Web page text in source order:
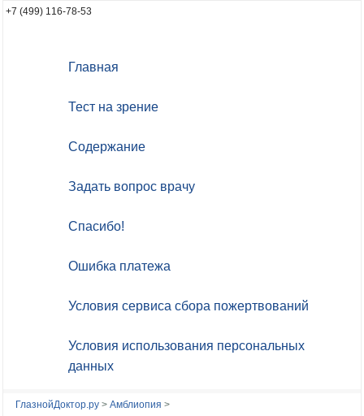
+7 (499) 116-78-53
Главная
Тест на зрение
Содержание
Задать вопрос врачу
Спасибо!
Ошибка платежа
Условия сервиса сбора пожертвований
Условия использования персональных
данных
ГлазнойДоктор.ру >Амблиопия >